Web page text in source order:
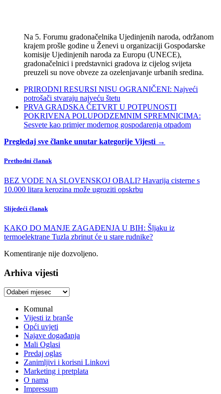
Na 5. Forumu gradonačelnika Ujedinjenih naroda, održanom
krajem prošle godine u Ženevi u organizaciji Gospodarske
komisije Ujedinjenih naroda za Europu (UNECE),
gradonačelnici i predstavnici gradova iz cijelog svijeta
preuzeli su nove obveze za ozelenjavanje urbanih sredina.
PRIRODNI RESURSI NISU OGRANIČENI: Najveći
potrošači stvaraju najveću štetu
PRVA GRADSKA ČETVRT U POTPUNOSTI
POKRIVENA POLUPODZEMNIM SPREMNICIMA:
Sesvete kao primjer modernog gospodarenja otpadom
Pregledaj sve članke unutar kategorije Vijesti →
Prethodni članak
BEZ VODE NA SLOVENSKOJ OBALI? Havarija cisterne s
10.000 litara kerozina može ugroziti opskrbu
Slijedeći članak
KAKO DO MANJE ZAGAĐENJA U BIH: Šljaku iz
termoelektrane Tuzla zbrinut će u stare rudnike?
Komentiranje nije dozvoljeno.
Arhiva vijesti
Arhiva
Komunal
Vijesti iz branše
Opći uvjeti
Najave događanja
Mali Oglasi
Predaj oglas
Zanimljivi i korisni Linkovi
Marketing i pretplata
O nama
Impressum